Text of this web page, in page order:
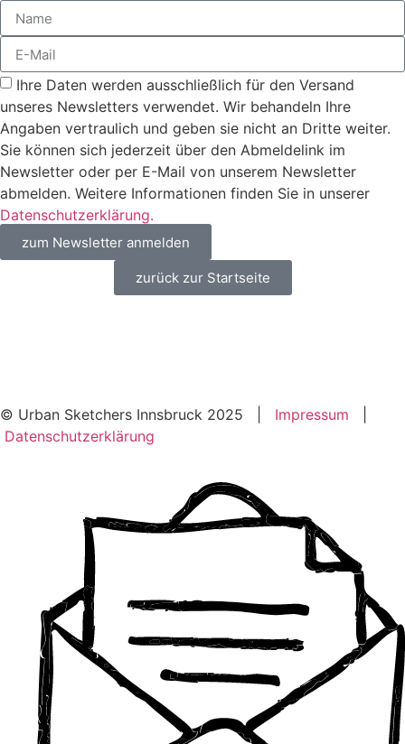
Ihre Daten werden ausschließlich für den Versand
unseres Newsletters verwendet. Wir behandeln Ihre
Angaben vertraulich und geben sie nicht an Dritte weiter.
Sie können sich jederzeit über den Abmeldelink im
Newsletter oder per E-Mail von unserem Newsletter
abmelden. Weitere Informationen finden Sie in unserer
Datenschutzerklärung.
zum Newsletter anmelden
zurück zur Startseite
© Urban Sketchers Innsbruck 2025 | Impressum
Datenschutzerklärung